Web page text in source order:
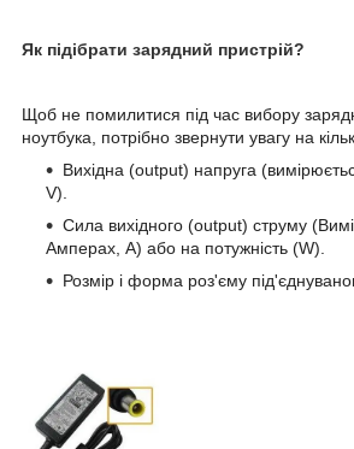
Як підібрати зарядний пристрій?
Щоб не помилитися під час вибору
ноутбука, потрібно звернути увагу на
Вихідна (output) напруга
V).
Сила вихідного (output) струму
Амперах, А) або на потужність (W).
Розмір і форма роз'єму